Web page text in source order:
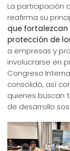
La participación
reafirma su
que
protección de
a empresas y
involucrarse en
Congreso
consolidó, así
quienes buscan
de desarrollo